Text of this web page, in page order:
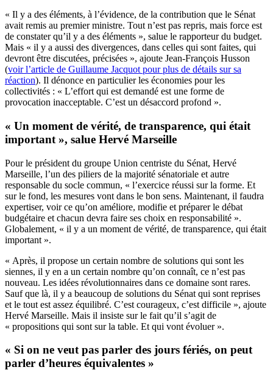
« Il y a des éléments, à l’évidence, de la contribution que le Sénat
avait remis au premier ministre. Tout n’est pas repris, mais force est
de constater qu’il y a des éléments », salue le rapporteur du budget.
Mais « il y a aussi des divergences, dans celles qui sont faites, qui
devront être discutées, précisées », ajoute Jean-François Husson
(voir l’article de Guillaume Jacquot pour plus de détails sur sa
réaction). Il dénonce en particulier les économies pour les
collectivités : « L’effort qui est demandé est une forme de
provocation inacceptable. C’est un désaccord profond ».
« Un moment de vérité, de transparence, qui était
important », salue Hervé Marseille
Pour le président du groupe Union centriste du Sénat, Hervé
Marseille, l’un des piliers de la majorité sénatoriale et autre
responsable du socle commun, « l’exercice réussi sur la forme. Et
sur le fond, les mesures vont dans le bon sens. Maintenant, il faudra
expertiser, voir ce qu’on améliore, modifie et préparer le débat
budgétaire et chacun devra faire ses choix en responsabilité ».
Globalement, « il y a un moment de vérité, de transparence, qui était
important ».
« Après, il propose un certain nombre de solutions qui sont les
siennes, il y en a un certain nombre qu’on connaît, ce n’est pas
nouveau. Les idées révolutionnaires dans ce domaine sont rares.
Sauf que là, il y a beaucoup de solutions du Sénat qui sont reprises
et le tout est assez équilibré. C’est courageux, c’est difficile », ajoute
Hervé Marseille. Mais il insiste sur le fait qu’il s’agit de
« propositions qui sont sur la table. Et qui vont évoluer ».
« Si on ne veut pas parler des jours fériés, on peut
parler d’heures équivalentes »